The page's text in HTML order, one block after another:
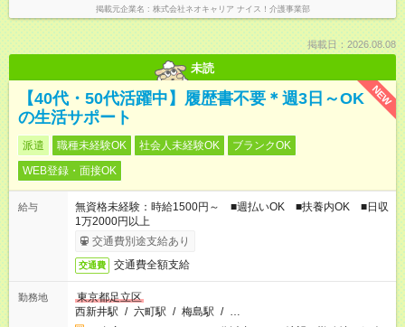
掲載元企業名 株式会社ネオキャリア ナイス！介護事業部
掲載日：2026.08.08
未読
NEW
【40代・50代活躍中】履歴書不要＊週3日～OK
の生活サポート
派遣 職種未経験OK 社会人未経験OK
ブランクOK
WEB登録・面接OK
給与
無資格未経験：時給1500円～ ■週払いOK ■扶養内OK ■日収
1万2000円以上
交通費別途支給あり
交通費 交通費全額支給
勤務地
東京都足立区
西新井駅 / 六町駅 / 梅島駅 / …